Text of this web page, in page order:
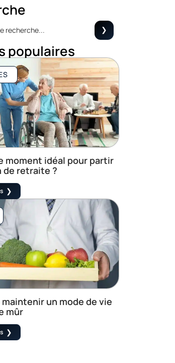
populaires
moment idéal pour partir
de retraite ?
un mode de vie
mûr